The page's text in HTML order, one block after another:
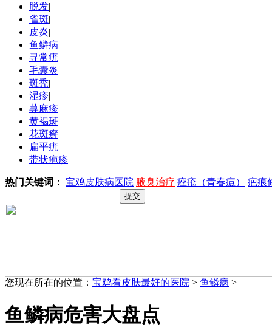
脱发|
雀斑|
皮炎|
鱼鳞病|
寻常疣|
毛囊炎|
斑秃|
湿疹|
荨麻疹|
黄褐斑|
花斑癣|
扁平疣|
带状疱疹
热门关键词： 宝鸡皮肤病医院 腋臭治疗 痤疮（青春痘） 疤痕
您现在所在的位置： 宝鸡看皮肤最好的医院 > 鱼鳞病 >
鱼鳞病危害大盘点